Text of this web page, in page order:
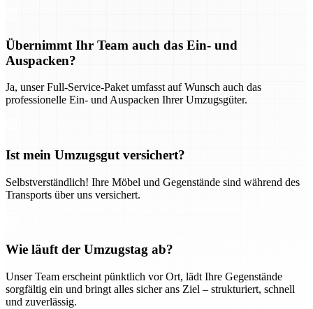
Übernimmt Ihr Team auch das Ein- und
Auspacken?
Ja, unser Full-Service-Paket umfasst auf Wunsch auch das
professionelle Ein- und Auspacken Ihrer Umzugsgüter.
Ist mein Umzugsgut versichert?
Selbstverständlich! Ihre Möbel und Gegenstände sind während des
Transports über uns versichert.
Wie läuft der Umzugstag ab?
Unser Team erscheint pünktlich vor Ort, lädt Ihre Gegenstände
sorgfältig ein und bringt alles sicher ans Ziel – strukturiert, schnell
und zuverlässig.